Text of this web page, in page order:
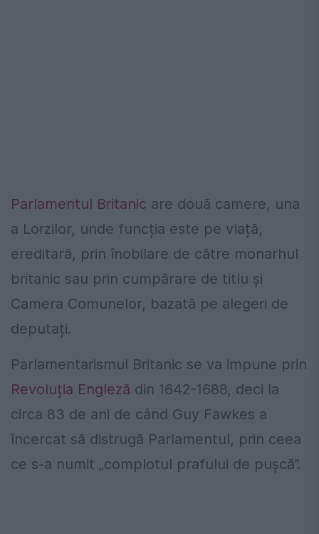
Parlamentul Britanic are două camere, una
a Lorzilor, unde funcția este pe viață,
ereditară, prin înobilare de către monarhul
britanic sau prin cumpărare de titlu și
Camera Comunelor, bazată pe alegeri de
deputați.
Parlamentarismul Britanic se va impune prin
Revoluția Engleză din 1642-1688, deci la
circa 83 de ani de când Guy Fawkes a
încercat să distrugă Parlamentul, prin ceea
ce s-a numit „complotul prafului de pușcă”.